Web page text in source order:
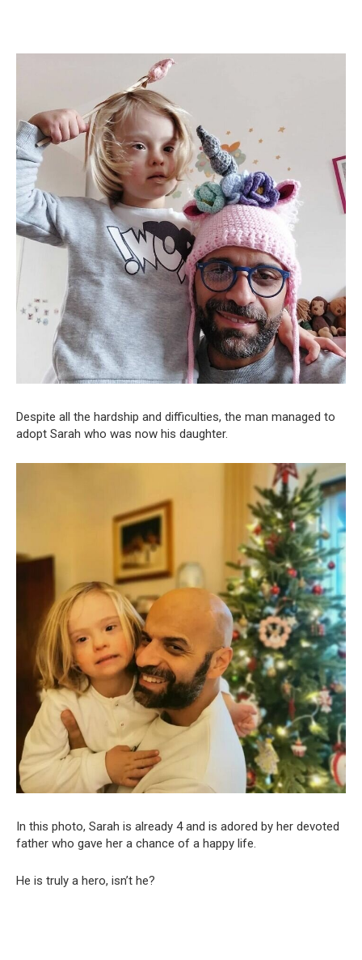
Despite all the hardship and difficulties, the man managed to
adopt Sarah who was now his daughter.
In this photo, Sarah is already 4 and is adored by her devoted
father who gave her a chance of a happy life.
He is truly a hero, isn’t he?